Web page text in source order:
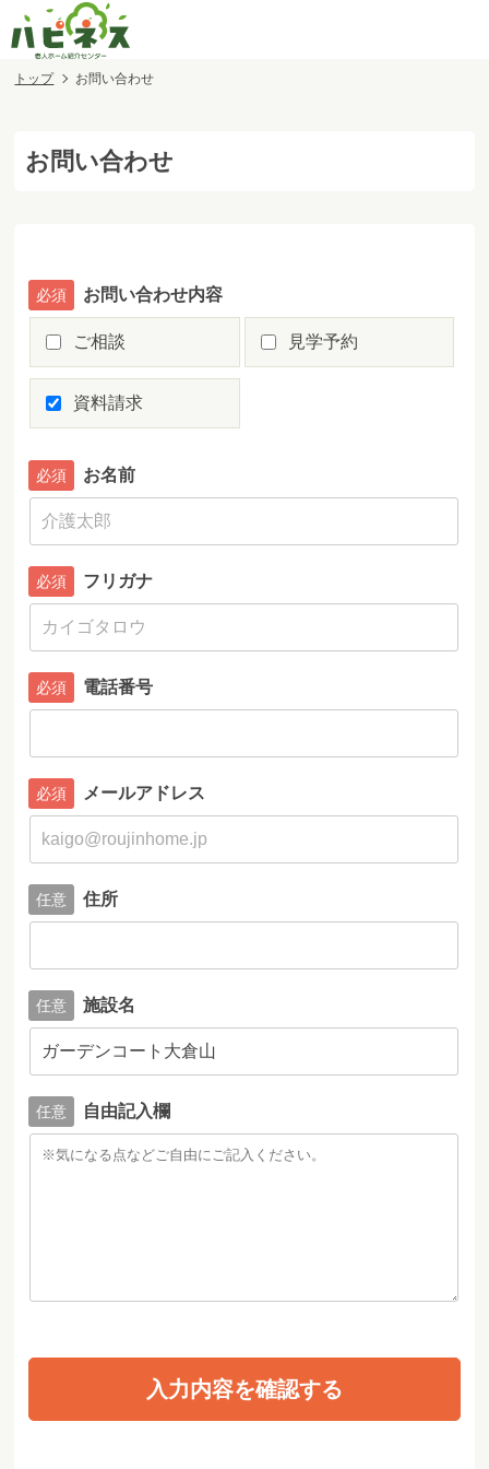
トップ お問い合わせ
お問い合わせ
お問い合わせ内容
ご相談 見学予約
資料請求
お名前
フリガナ
電話番号
メールアドレス
住所
施設名
自由記入欄